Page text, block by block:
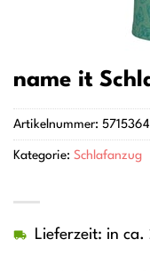
name it
Lieferzeit: in
Artikelnummer:
Kategorie: Schlafanzug